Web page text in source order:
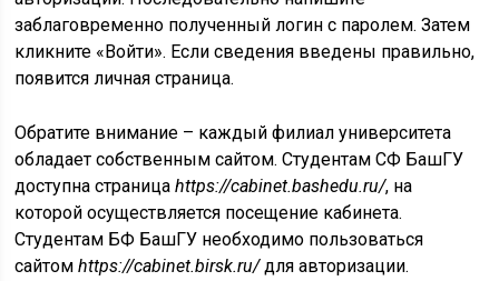
заблаговременно полученный логин с паролем. Затем
кликните «Войти». Если сведения введены правильно,
появится личная страница.
Обратите внимание – каждый филиал университета
обладает собственным сайтом. Студентам СФ БашГУ
доступна страницаhttps://cabinet.bashedu.ru/, на
которой осуществляется посещение кабинета.
Студентам БФ БашГУ необходимо пользоваться
сайтомhttps://cabinet.birsk.ru/для авторизации.